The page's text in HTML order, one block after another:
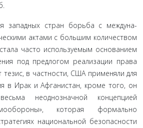
западных стран борьба с междуна­
актами с большим количеством
часто используемым основанием
под предлогом реализации права
в частности, США применяли для
в Ирак и Афганистан, кроме того, он
неоднозначной концепцией
которая формально
национальной безопасности